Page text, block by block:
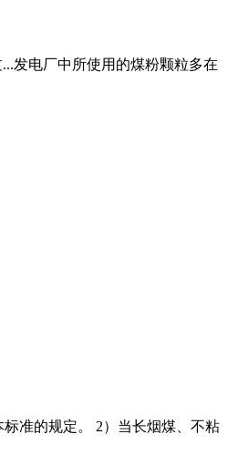
发电厂中所使用的煤粉颗粒多在
准的规定。 2）当长烟煤、不粘